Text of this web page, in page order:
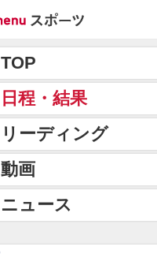
TOP
日程・結果
リーディング
動画
ニュース